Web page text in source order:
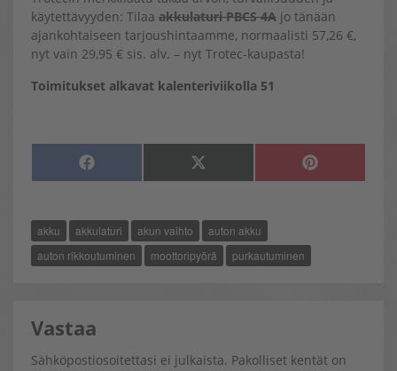
käytettävyyden: Tilaa akkulaturi PBCS 4A jo tänään
ajankohtaiseen tarjoushintaamme, normaalisti 57,26 €,
nyt vain 29,95 € sis. alv. – nyt Trotec-kaupasta!
Toimitukset alkavat kalenteriviikolla 51
SHARE
F
A
O
O
K
SHARE
X
(
T
T
E
R
)
SHARE
P
I
akku akkulaturi akun vaihto
auton akku
auton rikkoutuminen
moottoripyörä purkautuminen
Vastaa
Sähköpostiosoitettasi ei julkaista. Pakolliset kentät on